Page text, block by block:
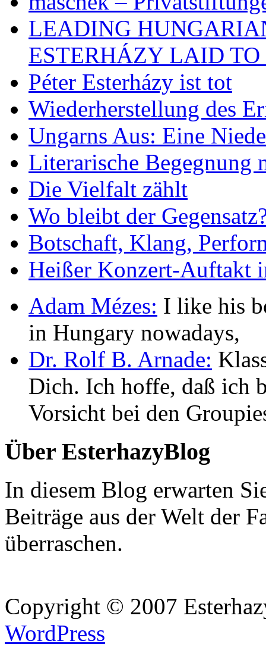
LEADING
ESTERHÁZY LAID
Péter Esterházy ist tot
Wiederherstellung des
Ungarns Aus: Eine
Literarische Begegnung
Die Vielfalt zählt
Wo bleibt der
Botschaft, Klang,
Heißer Konzert-Auftakt
Adam Mézes: I like his
in Hungary nowadays,
Dr. Rolf B. Arnade:
Dich. Ich hoffe, daß ich
Vorsicht bei den
Über EsterhazyBlog
In diesem Blog erwarten
Beiträge aus der Welt der
überraschen.
Copyright © 2007
WordPress